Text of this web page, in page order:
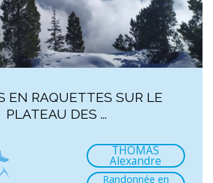
EN RAQUETTES SUR LE
PLATEAU DES ...
THOMAS
Alexandre
Randonnée en